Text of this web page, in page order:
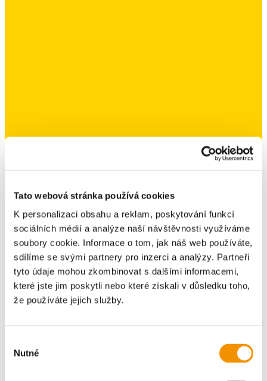
Tato webová stránka používá cookies
K personalizaci obsahu a reklam, poskytování funkcí
sociálních médií a analýze naší návštěvnosti využíváme
soubory cookie. Informace o tom, jak náš web používáte,
sdílíme se svými partnery pro inzerci a analýzy. Partneři
tyto údaje mohou zkombinovat s dalšími informacemi,
které jste jim poskytli nebo které získali v důsledku toho,
že používáte jejich služby.
souhlasu
Nutné